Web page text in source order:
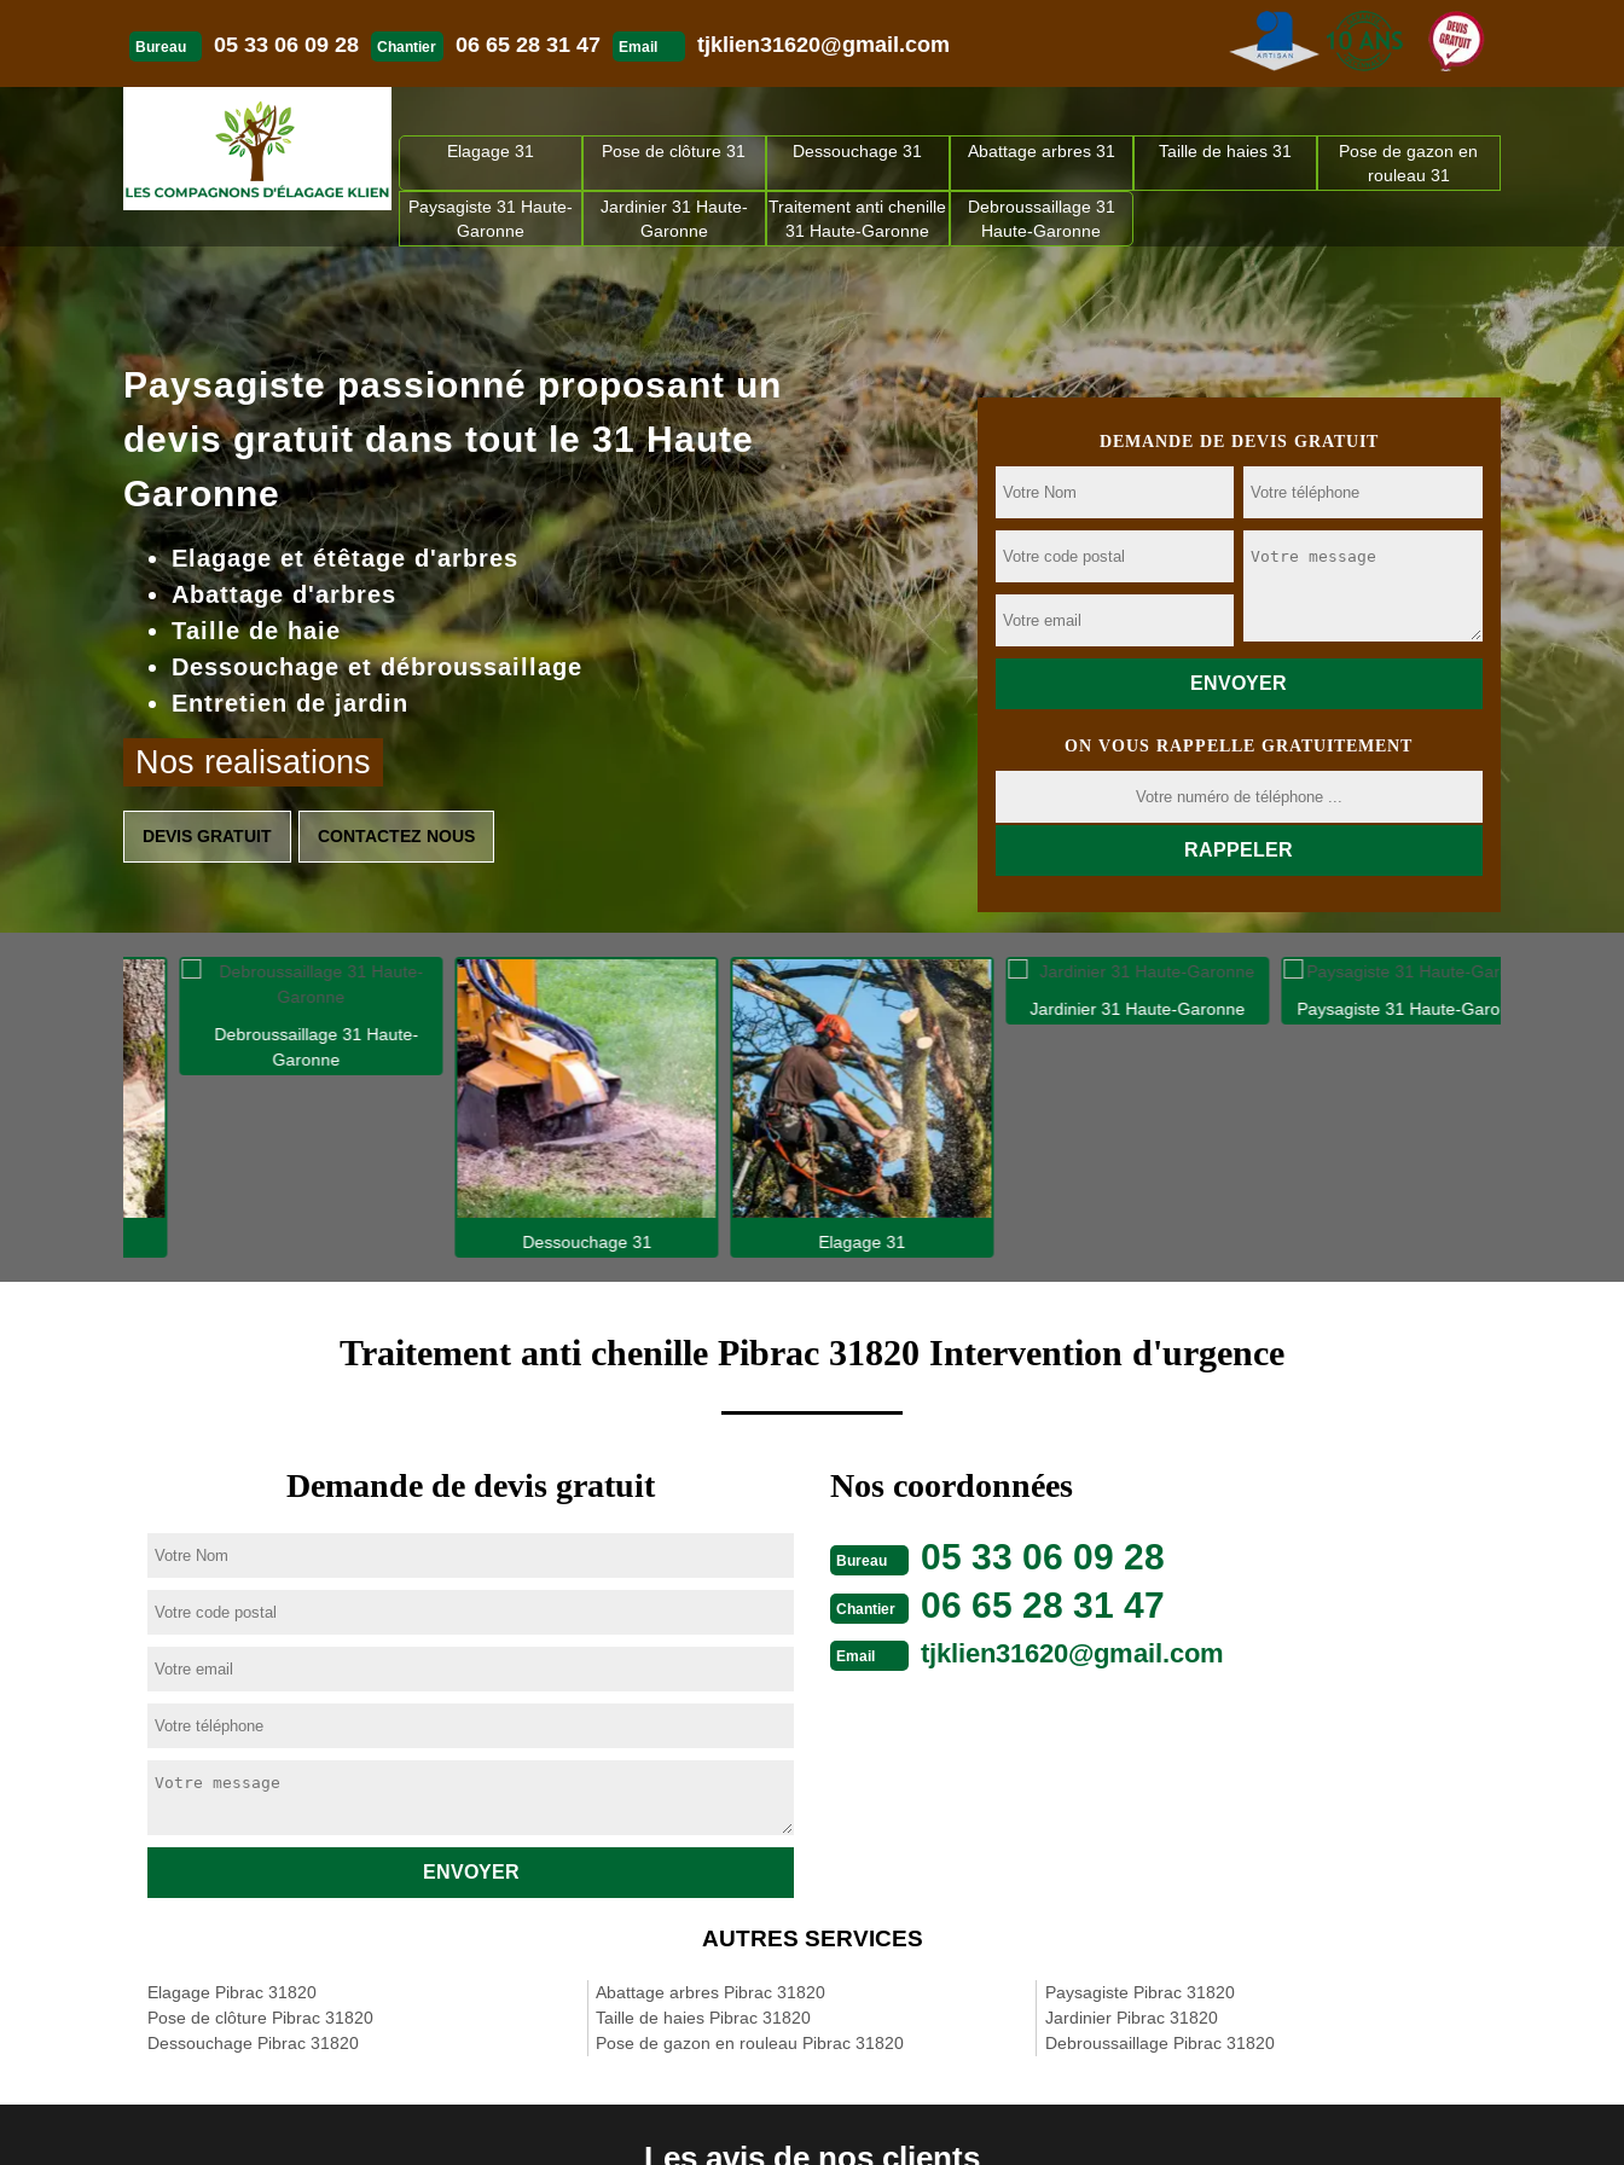
Bureau 05 33 06 09 28 Chantier 06 65 28 31 47 Email tjklien31620@gmail.com
Elagage 31 Pose de clôture 31 Dessouchage 31 Abattage arbres 31 Taille de haies 31
Pose de gazon en
rouleau 31
Paysagiste 31 Haute-
Garonne
Jardinier 31 Haute-
Garonne
Traitement anti chenille
31 Haute-Garonne
Debroussaillage 31
Haute-Garonne
DEMANDE DE DEVIS GRATUIT
ON VOUS RAPPELLE GRATUITEMENT
Paysagiste passionné proposant un
devis gratuit dans tout le 31 Haute
Garonne
Elagage et étêtage d'arbres
Abattage d'arbres
Taille de haie
Dessouchage et débroussaillage
Entretien de jardin
Nos realisations
DEVIS GRATUIT CONTACTEZ NOUS
Debroussaillage 31 Haute-
Garonne
Dessouchage 31 Elagage 31
Jardinier 31 Haute-Garonne Paysagiste 31 Haute-Garonne
Traitement anti chenille Pibrac 31820 Intervention d'urgence
Demande de devis gratuit Nos coordonnées
Bureau 05 33 06 09 28
Chantier 06 65 28 31 47
Email tjklien31620@gmail.com
AUTRES SERVICES
Elagage Pibrac 31820
Pose de clôture Pibrac 31820
Dessouchage Pibrac 31820
Abattage arbres Pibrac 31820
Taille de haies Pibrac 31820
Pose de gazon en rouleau Pibrac 31820
Paysagiste Pibrac 31820
Jardinier Pibrac 31820
Debroussaillage Pibrac 31820
Les avis de nos clients